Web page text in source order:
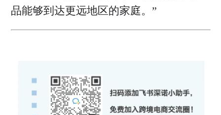
品能够到达更远地区的家庭。”